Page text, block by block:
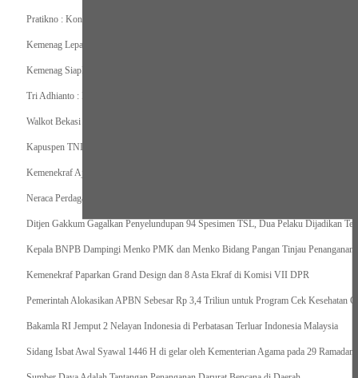
Pratikno : Kondisi Keamanan di Yahukimo Terkendali, Layanan Pendidikan dan
Kemenag Lepas Ratusan Peserta Program Mudik Gratis 1446 H/2025M
Kemenag Siapkan 6.180 Posko Masjid Ramah Mudik Lebaran 2025
Tri Adhianto : Barang Kadaluarsa Segera di Kembalikan
Walkot Bekasi Periksa Kesesuaian Takaran SPBU Saat Mudik Lebaran 2025
Kapuspen TNI : Media dan Pemangku Kepentingan Bersatu Wujudkan Mudik Aman
Kemenekraf Ajak Kabinet Merah Putih Nobar Film Animasi Jumbo
Neraca Perdagangan Indonesia Surplus 58 Bulan Berturut-turut
Ditjen Gakkum Gagalkan Penyelundupan 94 Spesimen TSL, Dua Pelaku Dijadikan
Kepala BNPB Dampingi Menko PMK dan Menko Bidang Pangan Tinjau Penanganan
Kemenekraf Paparkan Grand Design dan 8 Asta Ekraf di Komisi VII DPR
Pemerintah Alokasikan APBN Sebesar Rp 3,4 Triliun untuk Program Cek Kesehatan
Bakamla RI Jemput 2 Nelayan Indonesia di Perbatasan Terluar Indonesia Malaysia
Sidang Isbat Awal Syawal 1446 H di gelar oleh Kementerian Agama pada 29 Ramadan